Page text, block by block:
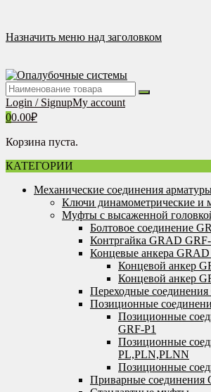
содержимому
Назначить меню над заголовком
Login / SignupMy account
00.00₽
Корзина пуста.
КАТЕГОРИИ
Механические соединения
Ключи динамометрические и
Муфты с высаженной
Болтовое соединение
Контргайка GRAD
Концевые анкера
Концевой анкер
Концевой анкер
Переходные
Позиционные
Позиционные
GRF-P1
Позиционные
PL,PLN,PLNN
Позиционные
Приварные соединения